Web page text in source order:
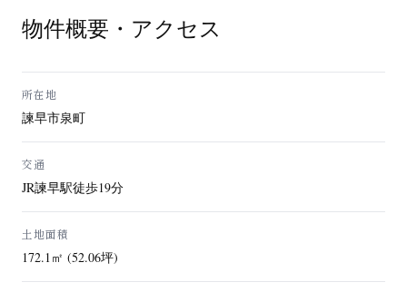
物件概要・アクセス
所在地
諫早市泉町
交通
JR諫早駅徒歩19分
土地面積
172.1㎡ (52.06坪)